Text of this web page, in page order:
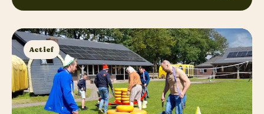
Actief